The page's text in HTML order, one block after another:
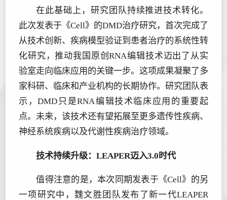
在此基础上，研究团队持续推进技术转化。
此次发表于《Cell》的DMD治疗研究，首次完成了
从技术创新、疾病模型验证到患者治疗的系统性转
化研究，推动我国原创RNA编辑技术迈出了从实
验室走向临床应用的关键一步。这项成果凝聚了多
家科研、临床和产业机构的长期协作。研究团队表
示，DMD只是RNA编辑技术临床应用的重要起
点。未来，该技术还有望拓展至更多遗传性疾病、
神经系统疾病以及代谢性疾病治疗领域。
技术持续升级：LEAPER迈入3.0时代
值得注意的是，本次同期发表于《Cell》的另
一项研究中，魏文胜团队发布了新一代LEAPER